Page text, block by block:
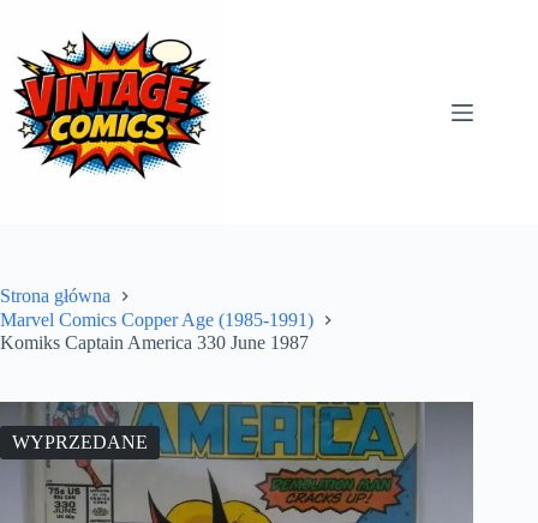
treści
Strona główna
Marvel Comics Copper Age (1985-1991)
Komiks Captain America 330 June 1987
WYPRZEDANE